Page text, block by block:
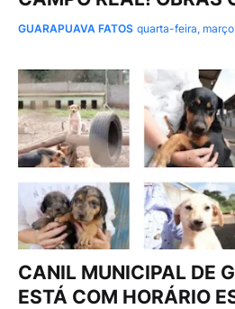
GUARAPUAVA FATOS quarta-feira,
CANIL MUNICIPAL DE
ESTÁ COM HORÁRIO